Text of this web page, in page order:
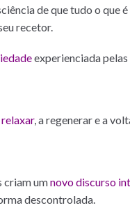
de que tudo o que
recetor.
experienciada
relaxar, a regenerar e a
criam umnovo discurso
descontrolada.